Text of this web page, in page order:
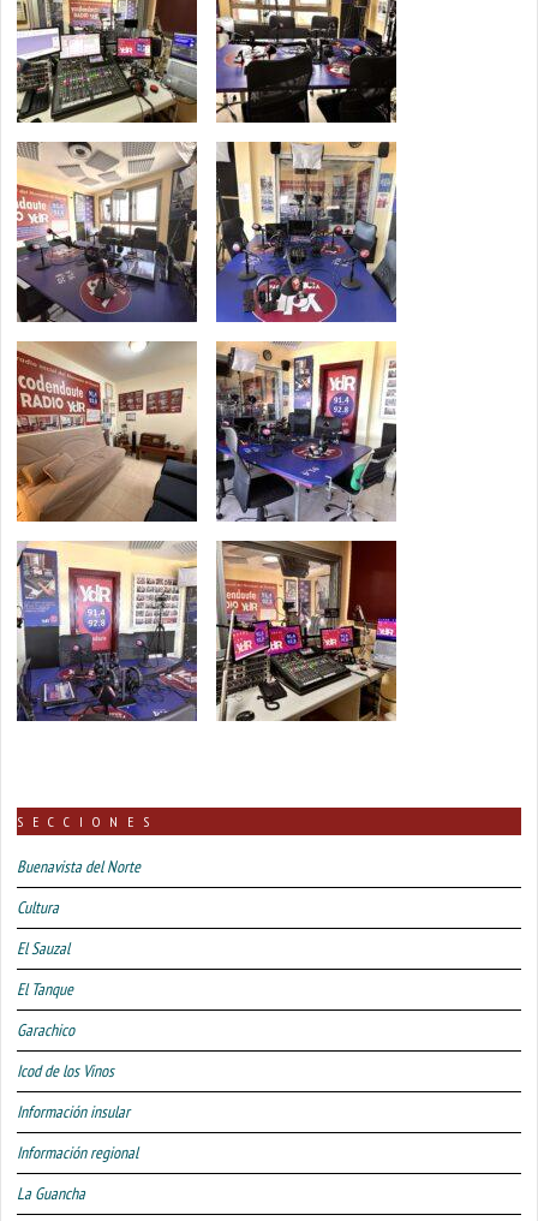
SECCIONES
Buenavista del Norte
Cultura
El Sauzal
El Tanque
Garachico
Icod de los Vinos
Información insular
Información regional
La Guancha